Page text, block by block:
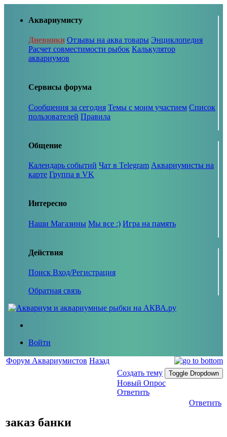
Аквариумисту
Дневники Отзывы на аква товары Энциклопедия
Расчет совместимости рыбок Калькулятор
аквариумов
Сервисы форума
Сообщения за сегодня Темы с моим участием Список
пользователей Правила
Общение
Календарь событий Чат в Telegram Аквариумисты на
карте Группа в VK
Интересно
Наши Магазины Мы все :) Игра на память
Действия
Поиск Вход/Регистрация
Обратная связь
Войти
Форум Аквариумистов Назад
Создать тему
Toggle Dropdown
Новый Опрос
Ответить
Ответить
заказ банки